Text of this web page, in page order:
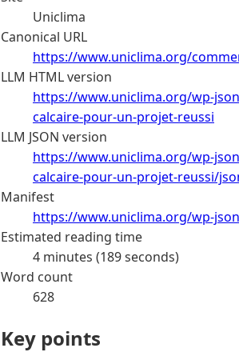
Uniclima
Canonical URL
https://www.uniclima.org/
LLM HTML version
https://www.uniclima.org/wp-
calcaire-pour-un-projet-reussi
LLM JSON version
https://www.uniclima.org/wp-
calcaire-pour-un-projet-reussi/
Manifest
https://www.uniclima.org/wp-
Estimated reading time
4 minutes (189 seconds)
Word count
628
Key points